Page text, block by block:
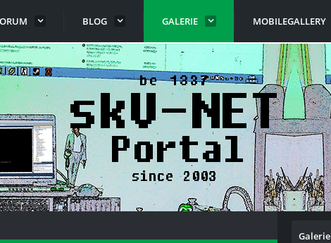
BLOG GALERIE MOBILEGALLERY
Galerie